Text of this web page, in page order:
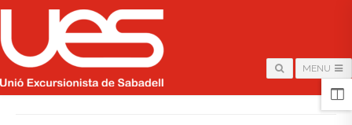
MENU